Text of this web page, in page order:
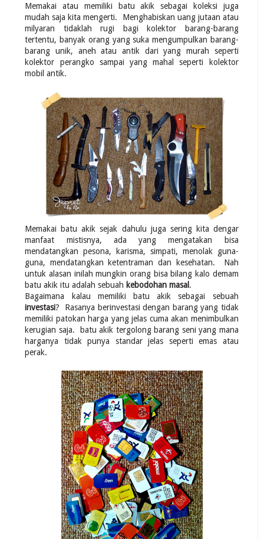
Memakai atau memiliki batu akik sebagai koleksi juga
mudah saja kita mengerti. Menghabiskan uang jutaan atau
milyaran tidaklah rugi bagi kolektor barang-barang
tertentu, banyak orang yang suka mengumpulkan barang-
barang unik, aneh atau antik dari yang murah seperti
kolektor perangko sampai yang mahal seperti kolektor
mobil antik.
Memakai batu akik sejak dahulu juga sering kita dengar
manfaat mistisnya, ada yang mengatakan bisa
mendatangkan pesona, karisma, simpati, menolak guna-
guna, mendatangkan ketentraman dan kesehatan. Nah
untuk alasan inilah mungkin orang bisa bilang kalo demam
batu akik itu adalah sebuah kebodohan masal .
Bagaimana kalau memiliki batu akik sebagai sebuah
investasi? Rasanya berinvestasi dengan barang yang tidak
memiliki patokan harga yang jelas cuma akan menimbulkan
kerugian saja. batu akik tergolong barang seni yang mana
harganya tidak punya standar jelas seperti emas atau
perak.